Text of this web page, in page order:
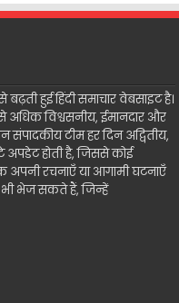
हुई हिंदी समाचार वेबसाइट है।
अधिक विश्वसनीय, ईमानदार और
संपादकीय टीम हर दिन अद्वितीय,
अपडेट होती है, जिससे कोई
अपनी रचनाएँ या आगामी घटनाएँ
भी भेज सकते हैं, जिन्हें